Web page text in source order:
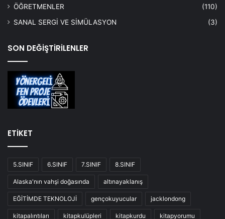
ÖĞRETMENLER
(110)
SANAL SERGİ VE SİMÜLASYON
(3)
SON DEĞİŞTİRİLENLER
ETİKET
5.SINIF 6.SINIF 7.SINIF 8.SINIF
Alaska'nın vahşi doğasında altınayaklanış
EĞİTİMDE TEKNOLOJİ gençokuyucular jacklondong
kitapalıntıları kitapkulüpleri kitapkurdu kitapyorumu